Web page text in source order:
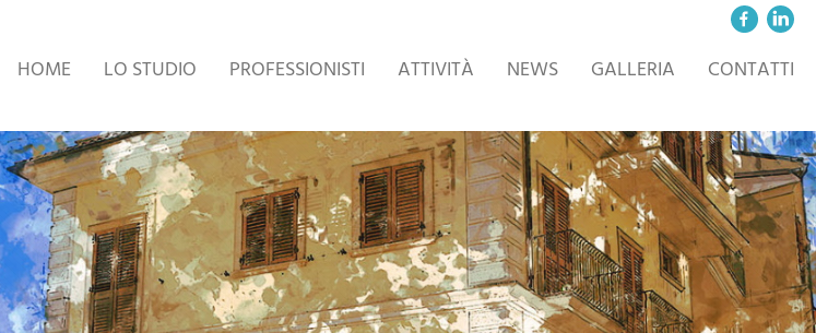
HOME LO STUDIO PROFESSIONISTI ATTIVITÀ NEWS GALLERIA CONTATTI